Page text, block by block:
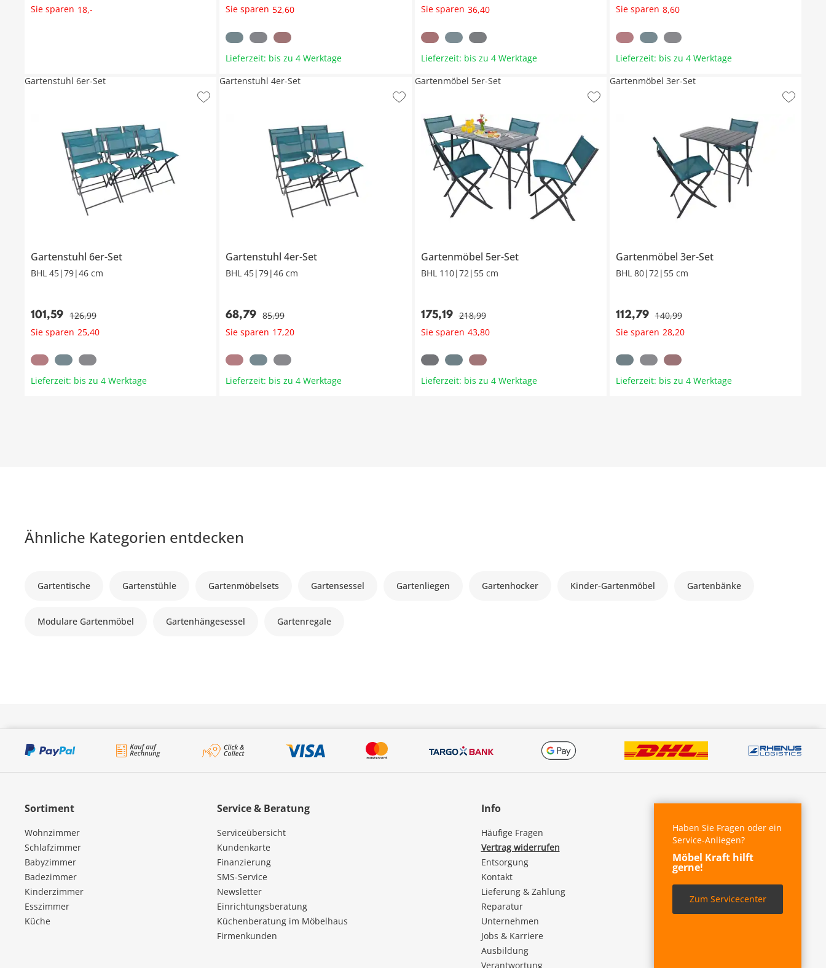
Sie sparen 18,-
Sie sparen 52,60
Lieferzeit: bis zu 4 Werktage
Sie sparen 36,40
Lieferzeit: bis zu 4 Werktage
Sie sparen 8,60
Lieferzeit: bis zu 4 Werktage
Gartenstuhl 6er-Set
BHL 45|79|46 cm
101,59 126,99
Sie sparen 25,40
Gartenstuhl 6er-Set
Lieferzeit: bis zu 4 Werktage
Gartenstuhl 4er-Set
BHL 45|79|46 cm
68,79 85,99
Sie sparen 17,20
Gartenstuhl 4er-Set
Lieferzeit: bis zu 4 Werktage
Gartenmöbel 5er-Set
BHL 110|72|55 cm
175,19 218,99
Sie sparen 43,80
Gartenmöbel 5er-Set
Lieferzeit: bis zu 4 Werktage
Gartenmöbel 3er-Set
BHL 80|72|55 cm
112,79 140,99
Sie sparen 28,20
Gartenmöbel 3er-Set
Lieferzeit: bis zu 4 Werktage
Ähnliche Kategorien entdecken
Gartentische Gartenstühle Gartenmöbelsets Gartensessel Gartenliegen Gartenhocker Kinder-Gartenmöbel Gartenbänke
Modulare Gartenmöbel Gartenhängesessel Gartenregale
Sortiment
Wohnzimmer
Schlafzimmer
Babyzimmer
Badezimmer
Kinderzimmer
Esszimmer
Küche
Service & Beratung
Serviceübersicht
Kundenkarte
Finanzierung
SMS-Service
Newsletter
Einrichtungsberatung
Küchenberatung im Möbelhaus
Firmenkunden
Info
Häufige Fragen
Vertrag widerrufen
Entsorgung
Kontakt
Lieferung & Zahlung
Reparatur
Unternehmen
Jobs & Karriere
Ausbildung
Verantwortung
Haben Sie Fragen oder ein
Service-Anliegen?
Möbel Kraft hilft
gerne!
Zum Servicecenter